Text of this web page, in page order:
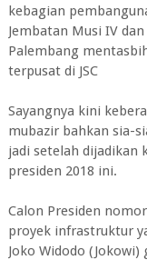
kebagian
Jembatan Musi IV
Palembang
terpusat di JSC
Sayangnya kini
mubazir bahkan sia-
jadi setelah
presiden 2018 ini.
Calon Presiden
proyek infrastruktur
Joko Widodo